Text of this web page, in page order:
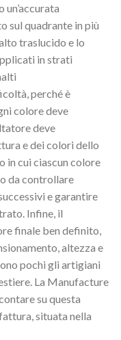
un’accurata
sul quadrante in più
traslucido e lo
in strati
perché è
colore deve
deve
e dei colori dello
in cui ciascun colore
da controllare
e garantire
Infine, il
finale ben definito,
altezza e
pochi gli artigiani
La Manufacture
su questa
situata nella